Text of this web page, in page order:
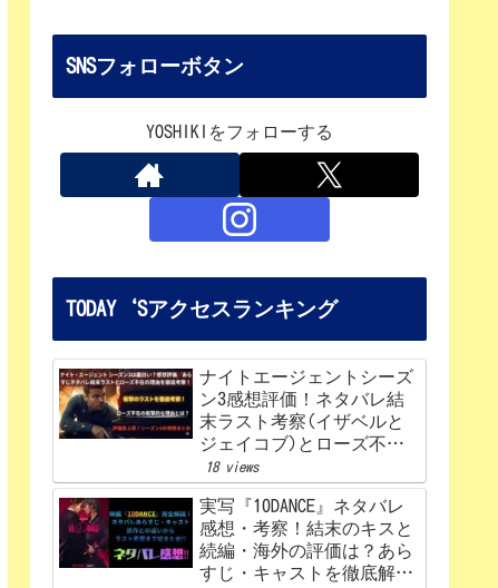
SNSフォローボタン
YOSHIKIをフォローする
TODAY‘Sアクセスランキング
ナイトエージェントシーズ
ン3感想評価！ネタバレ結
末ラスト考察(イザベルと
ジェイコブ)とローズ不在
の理由を解説‼
18 views
実写『10DANCE』ネタバレ
感想・考察！結末のキスと
続編・海外の評価は？あら
すじ・キャストを徹底解